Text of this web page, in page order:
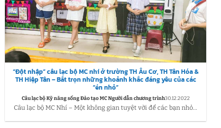
“Đột nhập” câu lạc bộ MC nhí ở trường TH Âu Cơ, TH Tân Hóa &
TH Hiệp Tân – Bắt trọn những khoảnh khắc đáng yêu của các
“én nhỏ”
Câu lạc bộ Kỹ năng sống Đào tạo MC Người dẫn chương trình30.12.2022
Câu lạc bộ MC Nhí – Một không gian tuyệt vời để các bạn nhỏ...